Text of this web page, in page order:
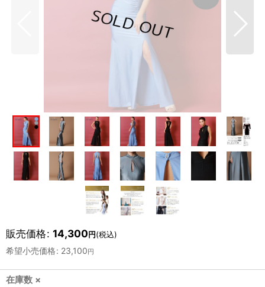
販売価格: 14,300円(税込)
希望小売価格: 23,100 円
在庫数 ×